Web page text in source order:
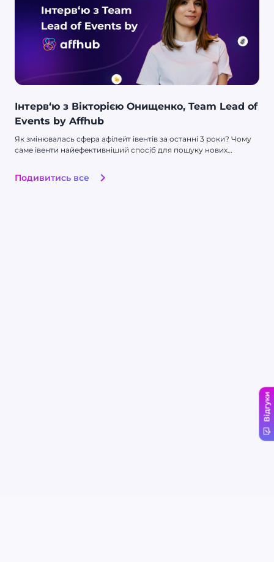
Інтерв‘ю з Вікторією Онищенко, Team Lead of
Events by Affhub
Як змінювалась сфера афілейт івентів за останні 3 роки? Чому
саме івенти найефективніший спосіб для пошуку нових
Вікторія Онищенко, Team Lead of Events by Affhub!
Подивитись все
Відгуки